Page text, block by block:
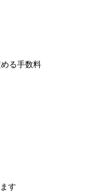
る手数料
す